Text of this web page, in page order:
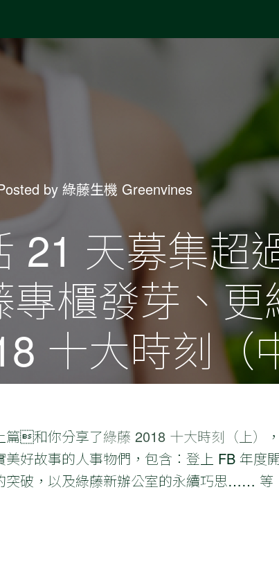
by 綠藤生機 Greenvines
21 天募集超
專櫃發芽、
十大時刻（
篇和你分享了綠藤 2018 十大時刻（上）
美好故事的人事物們，包含：登上 FB 年度
突破，以及綠藤新辦公室的永續巧思…… 等